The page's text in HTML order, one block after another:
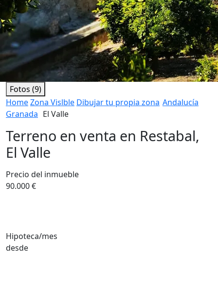
Fotos (9)
HomeZona Vislble Dibujar tu propia zona Andalucía
Granada El Valle
Terreno en venta en Restabal,
El Valle
Precio del inmueble
90.000 €
Hipoteca/mes
desde